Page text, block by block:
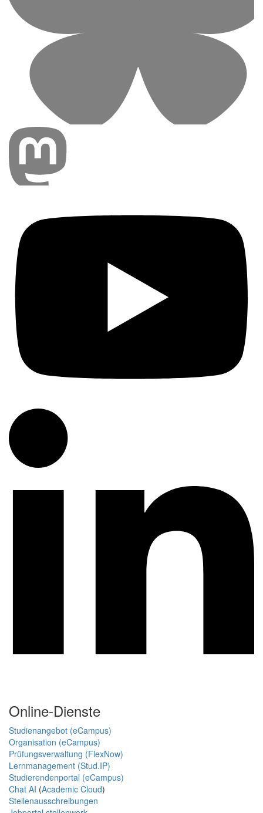
Online-Dienste
Studienangebot (eCampus)
Organisation (eCampus)
Prüfungsverwaltung (FlexNow)
Lernmanagement (Stud.IP)
Studierendenportal (eCampus)
Chat AI (Academic Cloud)
Stellenausschreibungen